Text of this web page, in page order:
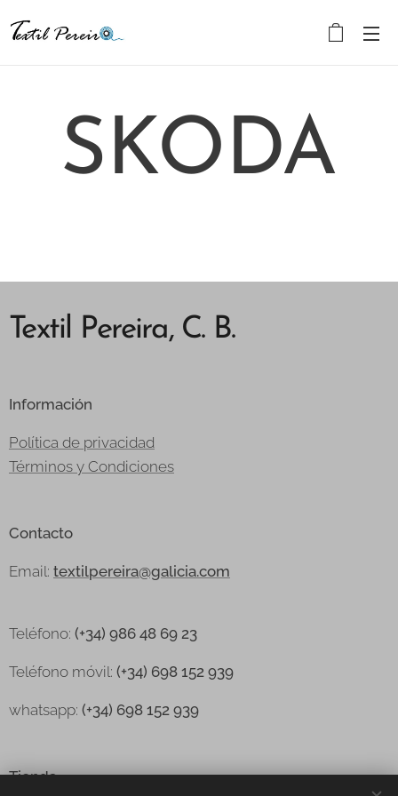
SKODA
Textil Pereira, C. B.
Información
Política de privacidad
Términos y Condiciones
Contacto
Email: textilpereira@galicia.com
Teléfono: (+34) 986 48 69 23
Teléfono móvil: (+34) 698 152 939
whatsapp: (+34) 698 152 939
Tienda